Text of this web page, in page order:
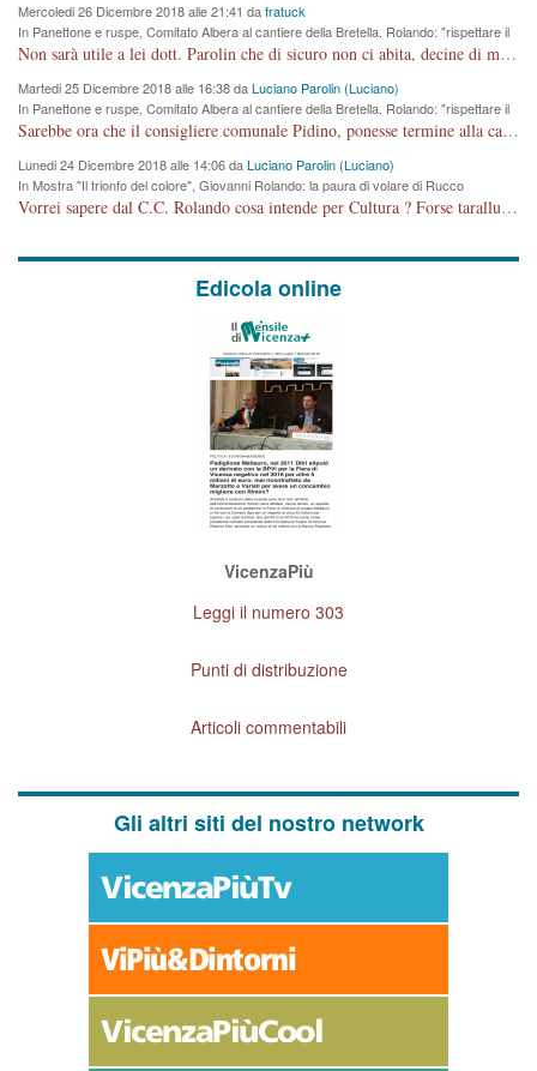
Mercoledi 26 Dicembre 2018 alle 21:41 dafratuck
In Panettone e ruspe, Comitato Albera al cantiere della Bretella. Rolando: "rispettare il
cronoprogramma"
Non sarà utile a lei dott. Parolin che di sicuro non ci abita, decine di migliaia di TIR, automobili e padroncini che passano quotidianamente per una strada appena rotabile, non è più possibile stendere i panni, attraversare la strada senza rischiare la morte, le case stanno crepando, i tempi sono cambiati e la bretella non passerà assolutamente per maddalene (ma cosa sta a dire?!), dia invece responsabilità a chi ha costruito tagliando la strada che doveva invece terminare a isola vicentina e non al moracchino lasciando Motta di Costabissara ancora in panne di traffico. I tempi sono cambiati dottore e se l'anagrafe della vita stagna nell'essere umano impressioni conservatrici, la società non le considera perchè va avanti, si industrializza e ha bisogno di infrastrutture e di sviluppo. Ultima considerazione, se è geloso di Rolando perchè vede in lui solo campagne politiche mentre si difendono i SOLI diritti dei cittadini, la preghiamo faccia considerazioni più appropriate. Saluti e complimenti per i suoi scritti.
Martedi 25 Dicembre 2018 alle 16:38 daLuciano Parolin (Luciano)
In Panettone e ruspe, Comitato Albera al cantiere della Bretella. Rolando: "rispettare il
cronoprogramma"
Sarebbe ora che il consigliere comunale Pidino, ponesse termine alla campagna elettorale nel territorio del suo seggio Villaggio del Sole. La tiraca è iniziata, distruggerà 6 km di prateria ovest della città, ricca di fonti e sorgenti d'acqua. I cittadini di Maddalene non avranno più Pace la notte. Molta colpa per la costruzione di questa Strada è proprio del signor Rolando,dei suoi gazebo mobili e che vuol far passare questa opera VANDALICA come progetto "utile" a chi ? Non è cosa seria sig. Rolando!
Lunedi 24 Dicembre 2018 alle 14:06 daLuciano Parolin (Luciano)
In Mostra "Il trionfo del colore", Giovanni Rolando: la paura di volare di Rucco
Vorrei sapere dal C.C. Rolando cosa intende per Cultura ? Forse tarallucci, vino e sagre, o spaghetti tricolori del PD ? Il continuo (s)parlare della mostra a Palazzo Chiericati caro consigliere DANNEGGIA FORTEMENTE l'immagine della città TUTTA e fa deviare i consensi che in RUSSIA (badi bene ex U.R.S.S.) sono ECCELLENTI. A livello artistico l'evento è di alta Valenza culturale, COMPITO di Tutta la Cittadinanza fare il possibile per propagandare l'iniziativa senza farne UN CASO PARTITICO come fa Lei da sempre. Meno Gazebo + Partecipazione! E così sia. Amen.
Edicola online
VicenzaPiù
Leggi il numero 303
Punti di distribuzione
Articoli commentabili
Gli altri siti del nostro network